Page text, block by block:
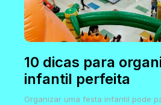
10 dicas para
infantil perfeita
Organizar uma festa infantil pode